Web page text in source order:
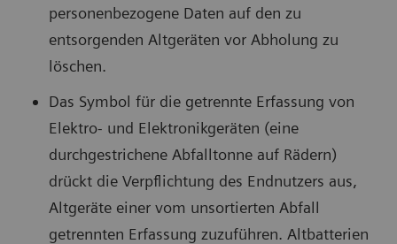
personenbezogene Daten auf den zu
entsorgenden Altgeräten vor Abholung zu
löschen.
Das Symbol für die getrennte Erfassung von
Elektro- und Elektronikgeräten (eine
durchgestrichene Abfalltonne auf Rädern)
drückt die Verpflichtung des Endnutzers aus,
Altgeräte einer vom unsortierten Abfall
getrennten Erfassung zuzuführen. Altbatterien